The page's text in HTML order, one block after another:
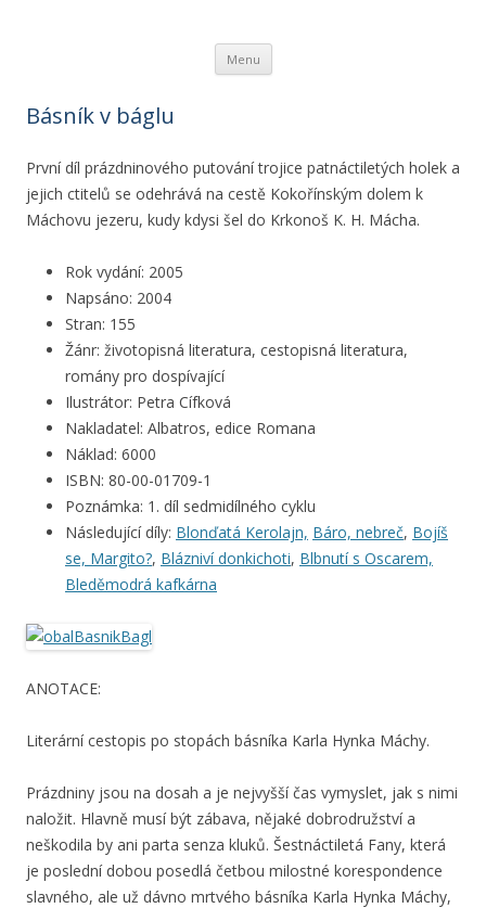
Menu Přejít k obsahu webu
Básník v báglu
První díl prázdninového putování trojice patnáctiletých holek a
jejich ctitelů se odehrává na cestě Kokořínským dolem k
Máchovu jezeru, kudy kdysi šel do Krkonoš K. H. Mácha.
Rok vydání: 2005
Napsáno: 2004
Stran: 155
Žánr: životopisná literatura, cestopisná literatura,
romány pro dospívající
Ilustrátor: Petra Cífková
Nakladatel: Albatros, edice Romana
Náklad: 6000
ISBN: 80-00-01709-1
Poznámka: 1. díl sedmidílného cyklu
Následující díly: Blonďatá Kerolajn, Báro, nebreč, Bojíš
se, Margito?, Blázniví donkichoti, Blbnutí s Oscarem,
Bleděmodrá kafkárna
ANOTACE:
Literární cestopis po stopách básníka Karla Hynka Máchy.
Prázdniny jsou na dosah a je nejvyšší čas vymyslet, jak s nimi
naložit. Hlavně musí být zábava, nějaké dobrodružství a
neškodila by ani parta senza kluků. Šestnáctiletá Fany, která
je poslední dobou posedlá četbou milostné korespondence
slavného, ale už dávno mrtvého básníka Karla Hynka Máchy,